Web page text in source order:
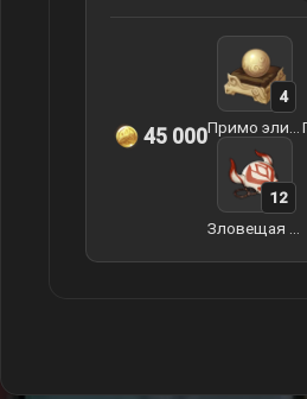
45 000
4
12